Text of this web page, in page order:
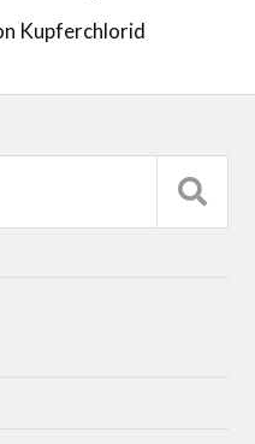
Kupferchlorid